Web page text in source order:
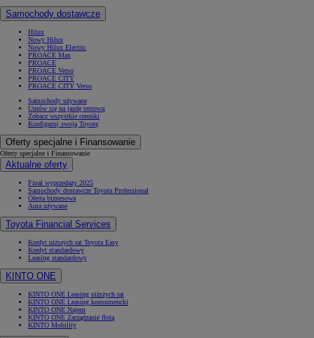
Samochody dostawcze
Hilux
Nowy Hilux
Nowy Hilux Electric
PROACE Max
PROACE
PROACE Verso
PROACE CITY
PROACE CITY Verso
Samochody używane
Umów się na jazdę testową
Zobacz wszystkie cenniki
Konfiguruj swoją Toyotę
Oferty specjalne i Finansowanie
Oferty specjalne i Finansowanie
Aktualne oferty
Finał wyprzedaży 2025
Samochody dostawcze Toyota Professional
Oferta biznesowa
Auta używane
Toyota Financial Services
Kredyt niższych rat Toyota Easy
Kredyt standardowy
Leasing standardowy
KINTO ONE
KINTO ONE Leasing niższych rat
KINTO ONE Leasing konsumencki
KINTO ONE Najem
KINTO ONE Zarządzanie flotą
KINTO Mobility